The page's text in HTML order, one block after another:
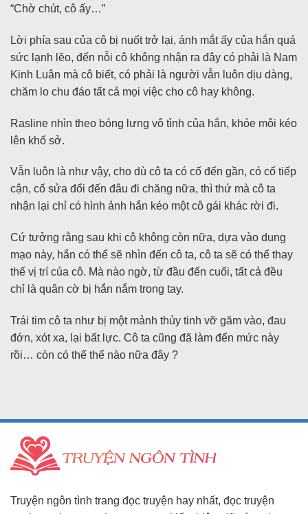
“Chờ chút, cô ấy…”
Lời phía sau của cô bị nuốt trở lại, ánh mắt ấy của hắn quá
sức lạnh lẽo, đến nỗi cô không nhận ra đây có phải là Nam
Kinh Luân mà cô biết, có phải là người vẫn luôn dịu dàng,
chăm lo chu đáo tất cả mọi việc cho cô hay không.
Rasline nhìn theo bóng lưng vô tình của hắn, khóe môi kéo
lên khổ sở.
Vẫn luôn là như vậy, cho dù cô ta có cố đến gần, có cố tiếp
cận, cố sửa đổi đến đâu đi chăng nữa, thì thứ mà cô ta
nhận lại chỉ có hình ảnh hắn kéo một cô gái khác rời đi.
Cứ tưởng rằng sau khi cô không còn nữa, dựa vào dung
mạo này, hắn có thể sẽ nhìn đến cô ta, cô ta sẽ có thể thay
thế vị trí của cô. Mà nào ngờ, từ đầu đến cuối, tất cả đều
chỉ là quân cờ bị hắn nắm trong tay.
Trái tim cô ta như bị một mảnh thủy tinh vỡ găm vào, đau
đớn, xót xa, lại bất lực. Cô ta cũng đã làm đến mức này
rồi… còn có thể thế nào nữa đây ?
Truyện ngôn tình trang đọc truyện hay nhất, đọc truyện